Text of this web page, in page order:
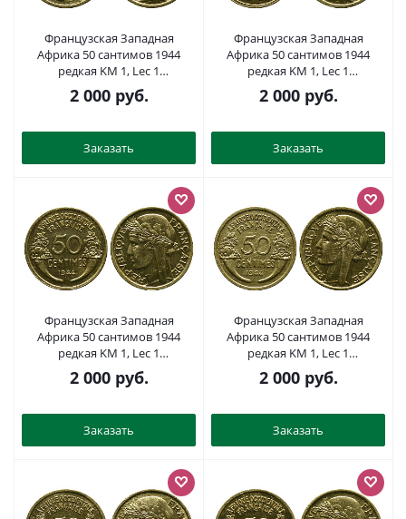
Французская Западная
Африка 50 сантимов 1944
редкая KM 1, Lec 1
алюминиевая бронза aUNC
4381-943
2 000руб.
Заказать
Французская Западная
Африка 50 сантимов 1944
редкая KM 1, Lec 1
алюминиевая бронза aUNC
4381-935
2 000руб.
Заказать
Французская Западная
Африка 50 сантимов 1944
редкая KM 1, Lec 1
алюминиевая бронза aUNC
4381-934
2 000руб.
Заказать
Французская Западная
Африка 50 сантимов 1944
редкая KM 1, Lec 1
алюминиевая бронза aUNC
4381-939
2 000руб.
Заказать